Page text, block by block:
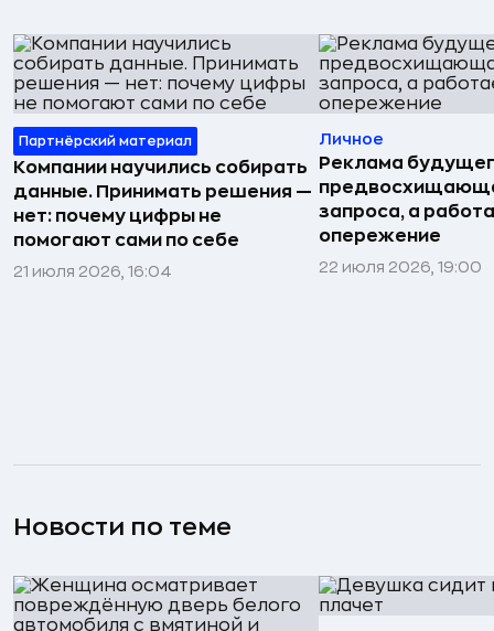
Партнёрский материал
Компании научились собирать
данные. Принимать решения —
нет: почему цифры не
помогают сами по себе
21 июля 2026, 16:04
Личное
Реклама
запроса, а
опережение
22 июля 2026, 19:00
Новости по теме